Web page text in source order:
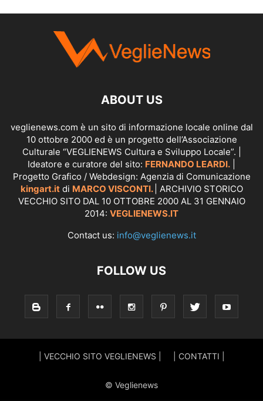
SCOPRI I SERVIZI DIKINGART.IT
ABOUT US
veglienews.com è un sito di informazione locale online dal
10 ottobre 2000 ed è un progetto dell’Associazione
Culturale “VEGLIENEWS Cultura e Sviluppo Locale”. |
Ideatore e curatore del sito: FERNANDO LEARDI.
Progetto Grafico / Webdesign: Agenzia di Comunicazione
kingart.itdi MARCO VISCONTI. | ARCHIVIO STORICO
VECCHIO SITO DAL 10 OTTOBRE 2000 AL 31 GENNAIO
2014: VEGLIENEWS.IT
Contact us: info@veglienews.it
FOLLOW US
| VECCHIO SITO VEGLIENEWS | | CONTATTI |
© Veglienews